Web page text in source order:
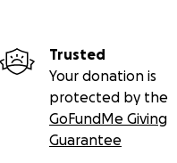
Trusted
Your donation is
protected by the
GoFundMe Giving
Guarantee